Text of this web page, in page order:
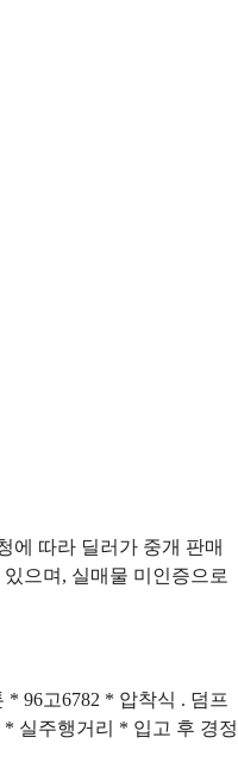
에 따라 딜러가 중개 판매
으며, 실매물 미인증으로
96고6782 * 압착식 . 덤프
실주행거리 * 입고 후 경정